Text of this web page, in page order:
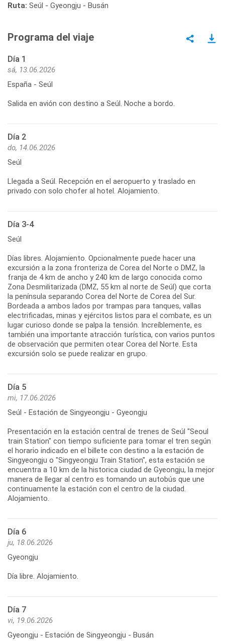
Ruta: Seúl - Gyeongju - Busán
Programa del viaje
Día 1
sá, 13.06.2026
España - Seúl
Salida en avión con destino a Seúl. Noche a bordo.
Día 2
do, 14.06.2026
Seúl
Llegada a Seúl. Recepción en el aeropuerto y traslado en
privado con solo chofer al hotel. Alojamiento.
Día 3-4
Seúl
Días libres. Alojamiento. Opcionalmente puede hacer una
excursión a la zona fronteriza de Corea del Norte o DMZ, la
franja de 4 km de ancho y 240 km de largo conocida como
Zona Desmilitarizada (DMZ, 55 km al norte de Seúl) que corta
la península separando Corea del Norte de Corea del Sur.
Bordeada a ambos lados por trampas para tanques, vallas
electrificadas, minas y ejércitos listos para el combate, es un
lugar curioso donde se palpa la tensión. Increíblemente, es
también una importante atracción turística, con varios puntos
de observación que permiten otear Corea del Norte. Esta
excursión solo se puede realizar en grupo.
Día 5
mi, 17.06.2026
Seúl - Estación de Singyeongju - Gyeongju
Presentación en la estación central de trenes de Seúl "Seoul
train Station" con tiempo suficiente para tomar el tren según
el horario indicado en el billete con destino a la estación de
Singyeongju o "Singyeongju Train Station", esta estación se
encuentra a 10 km de la historica ciudad de Gyeongju, la mejor
manera de llegar al centro es tomando un autobús que une
continuamente la estación con el centro de la ciudad.
Alojamiento.
Día 6
ju, 18.06.2026
Gyeongju
Día libre. Alojamiento.
Día 7
vi, 19.06.2026
Gyeongju - Estación de Singyeongju - Busán